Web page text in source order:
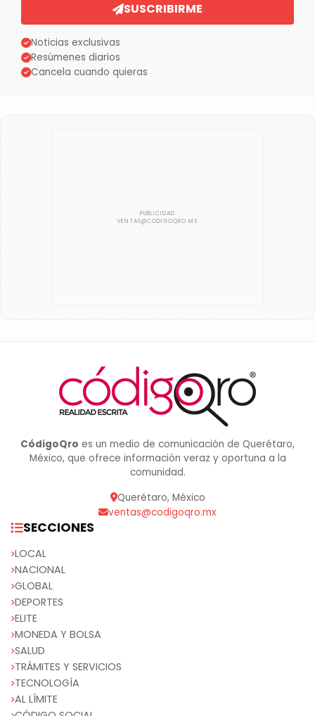
SUSCRIBIRME
Noticias exclusivas
Resúmenes diarios
Cancela cuando quieras
CódigoQro es un medio de comunicación de Querétaro,
México, que ofrece información veraz y oportuna a la
comunidad.
Querétaro, México
ventas@codigoqro.mx
SECCIONES
LOCAL
NACIONAL
GLOBAL
DEPORTES
ELITE
MONEDA Y BOLSA
SALUD
TRÁMITES Y SERVICIOS
TECNOLOGÍA
AL LÍMITE